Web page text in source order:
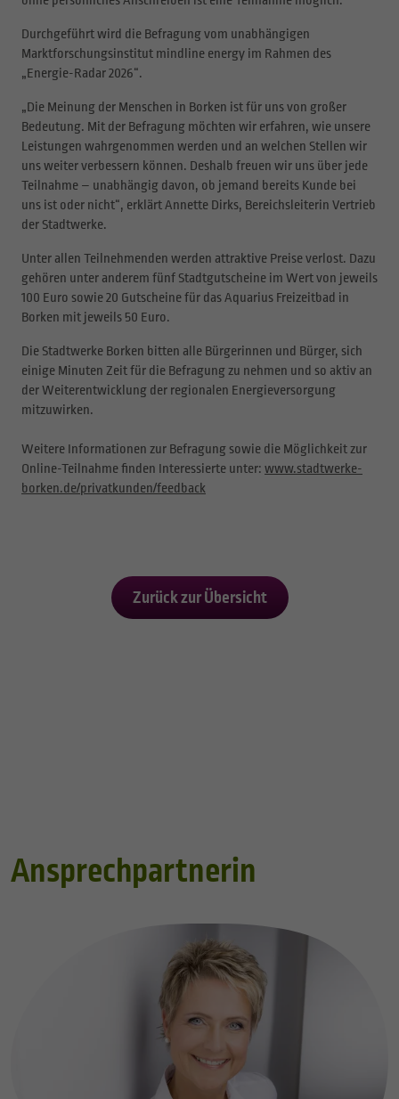
Durchgeführt wird die Befragung vom unabhängigen
Marktforschungsinstitut mindline energy im Rahmen des
„Energie-Radar 2026“.
„Die Meinung der Menschen in Borken ist für uns von großer
Bedeutung. Mit der Befragung möchten wir erfahren, wie unsere
Leistungen wahrgenommen werden und an welchen Stellen wir
uns weiter verbessern können. Deshalb freuen wir uns über jede
Teilnahme – unabhängig davon, ob jemand bereits Kunde bei
uns ist oder nicht“, erklärt Annette Dirks, Bereichsleiterin Vertrieb
der Stadtwerke.
Unter allen Teilnehmenden werden attraktive Preise verlost. Dazu
gehören unter anderem fünf Stadtgutscheine im Wert von jeweils
100 Euro sowie 20 Gutscheine für das Aquarius Freizeitbad in
Borken mit jeweils 50 Euro.
Die Stadtwerke Borken bitten alle Bürgerinnen und Bürger, sich
einige Minuten Zeit für die Befragung zu nehmen und so aktiv an
der Weiterentwicklung der regionalen Energieversorgung
mitzuwirken.
Weitere Informationen zur Befragung sowie die Möglichkeit zur
Online-Teilnahme finden Interessierte unter: www.stadtwerke-
borken.de/privatkunden/feedback
Zurück zur Übersicht
Ansprechpartnerin